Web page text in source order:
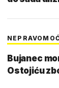
Bujanec
Ostojiću